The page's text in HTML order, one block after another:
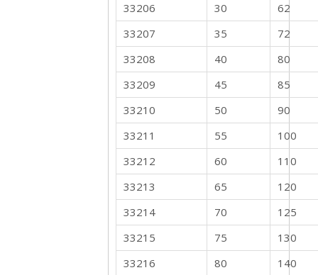
33206
30
62
33207
35
72
33208
40
80
33209
45
85
33210
50
90
33211
55
100
33212
60
110
33213
65
120
33214
70
125
33215
75
130
33216
80
140